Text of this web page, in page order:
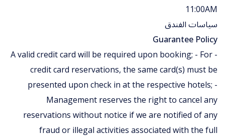
11:00AM
سياسات الفندق
Guarantee Policy
- A valid credit card will be required upon booking; - For
credit card reservations, the same card(s) must be
presented upon check in at the respective hotels; -
Management reserves the right to cancel any
reservations without notice if we are notified of any
fraud or illegal activities associated with the full